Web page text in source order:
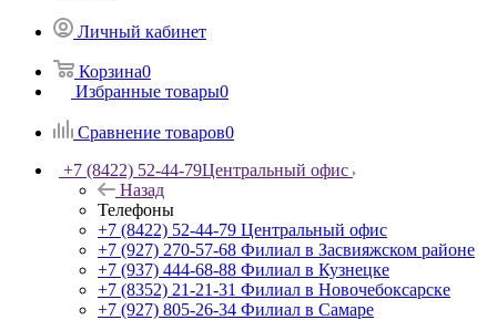
Личный кабинет
Корзина0
Избранные товары0
Сравнение товаров0
+7 (8422) 52-44-79Центральный офис
Назад
Телефоны
+7 (8422) 52-44-79 Центральный офис
+7 (927) 270-57-68 Филиал в Засвияжском районе
+7 (937) 444-68-88 Филиал в Кузнецке
+7 (8352) 21-21-31 Филиал в Новочебоксарске
+7 (927) 805-26-34 Филиал в Самаре